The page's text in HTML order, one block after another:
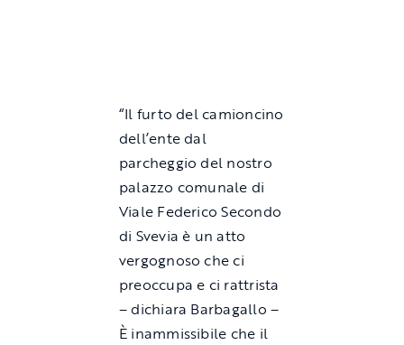
“Il furto del camioncino
dell’ente dal
parcheggio del nostro
palazzo comunale di
Viale Federico Secondo
di Svevia è un atto
vergognoso che ci
preoccupa e ci rattrista
– dichiara Barbagallo –
È inammissibile che il